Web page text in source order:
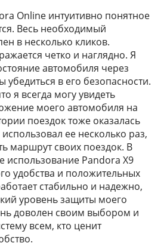
Online интуитивно понятное
Весь необходимый
в несколько кликов.
четко и наглядно. Я
автомобиля через
в его безопасности.
я всегда могу увидеть
моего автомобиля на
поездок тоже оказалась
ее несколько раз,
маршрут своих поездок. В
использование Pandora X9
удобства и положительных
стабильно и надежно,
уровень защиты моего
доволен своим выбором и
всем, кто ценит